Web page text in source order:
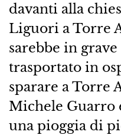
davanti alla
Liguori a Torre
sarebbe in
trasportato in
sparare a Torre
Michele Guarro
una pioggia di